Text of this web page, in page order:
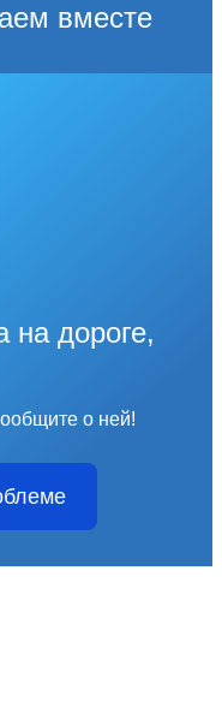
вместе
на дороге,
о ней!